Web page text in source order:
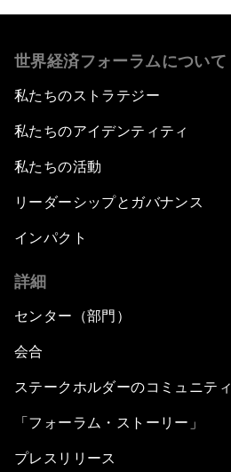
世界経済フォーラムについて
私たちのストラテジー
私たちのアイデンティティ
私たちの活動
リーダーシップとガバナンス
インパクト
詳細
センター（部門）
会合
ステークホルダーのコミュニティ
「フォーラム・ストーリー」
プレスリリース